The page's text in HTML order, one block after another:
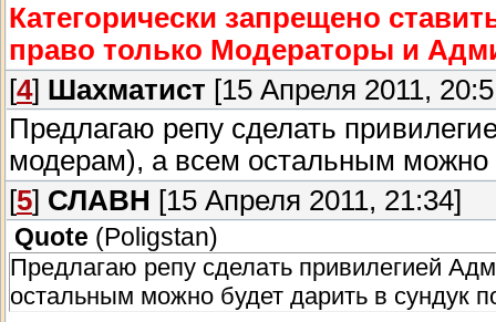
Категорически запрещено
право только Модераторы и
[4] Шахматист [15 Апреля 2011,
Предлагаю репу сделать
модерам), а всем остальным можно
[5] СЛАВН [15 Апреля 2011, 21:34]
Quote ( Poligstan)
Предлагаю репу сделать привилегией
остальным можно будет дарить в сундук